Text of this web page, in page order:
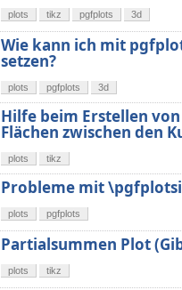
plots tikz pgfplots 3d
Wie kann ich mit
setzen?
plots pgfplots 3d
Hilfe beim Erstellen
Flächen zwischen den
plots tikz
Probleme mit
plots pgfplots
Partialsummen Plot
plots tikz